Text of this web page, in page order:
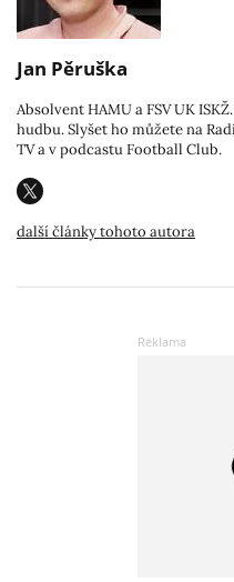
Jan Pěruška
Absolvent HAMU a FSV UK
hudbu. Slyšet ho můžete na
TV a v podcastu Football Club.
další články tohoto autora